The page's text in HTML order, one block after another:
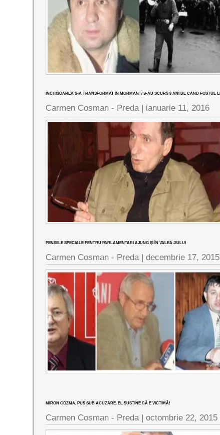
ÎNCHISOAREA S-A TRANSFORMAT ÎN MORMÂNT/ S-AU SCURS 9 ANI DE CÂND
Carmen Cosman - Preda | ianuarie 11, 2016
PENSIILE SPECIALE PENTRU PARLAMENTARI AJUNG ŞI ÎN VALEA JIULUI
Carmen Cosman - Preda |decembrie 17, 2015
MIRON COZMA, PUS SUB ACUZARE. EL SUSŢINE CĂ E VICTIMĂ!
Carmen Cosman - Preda |octombrie 22, 2015